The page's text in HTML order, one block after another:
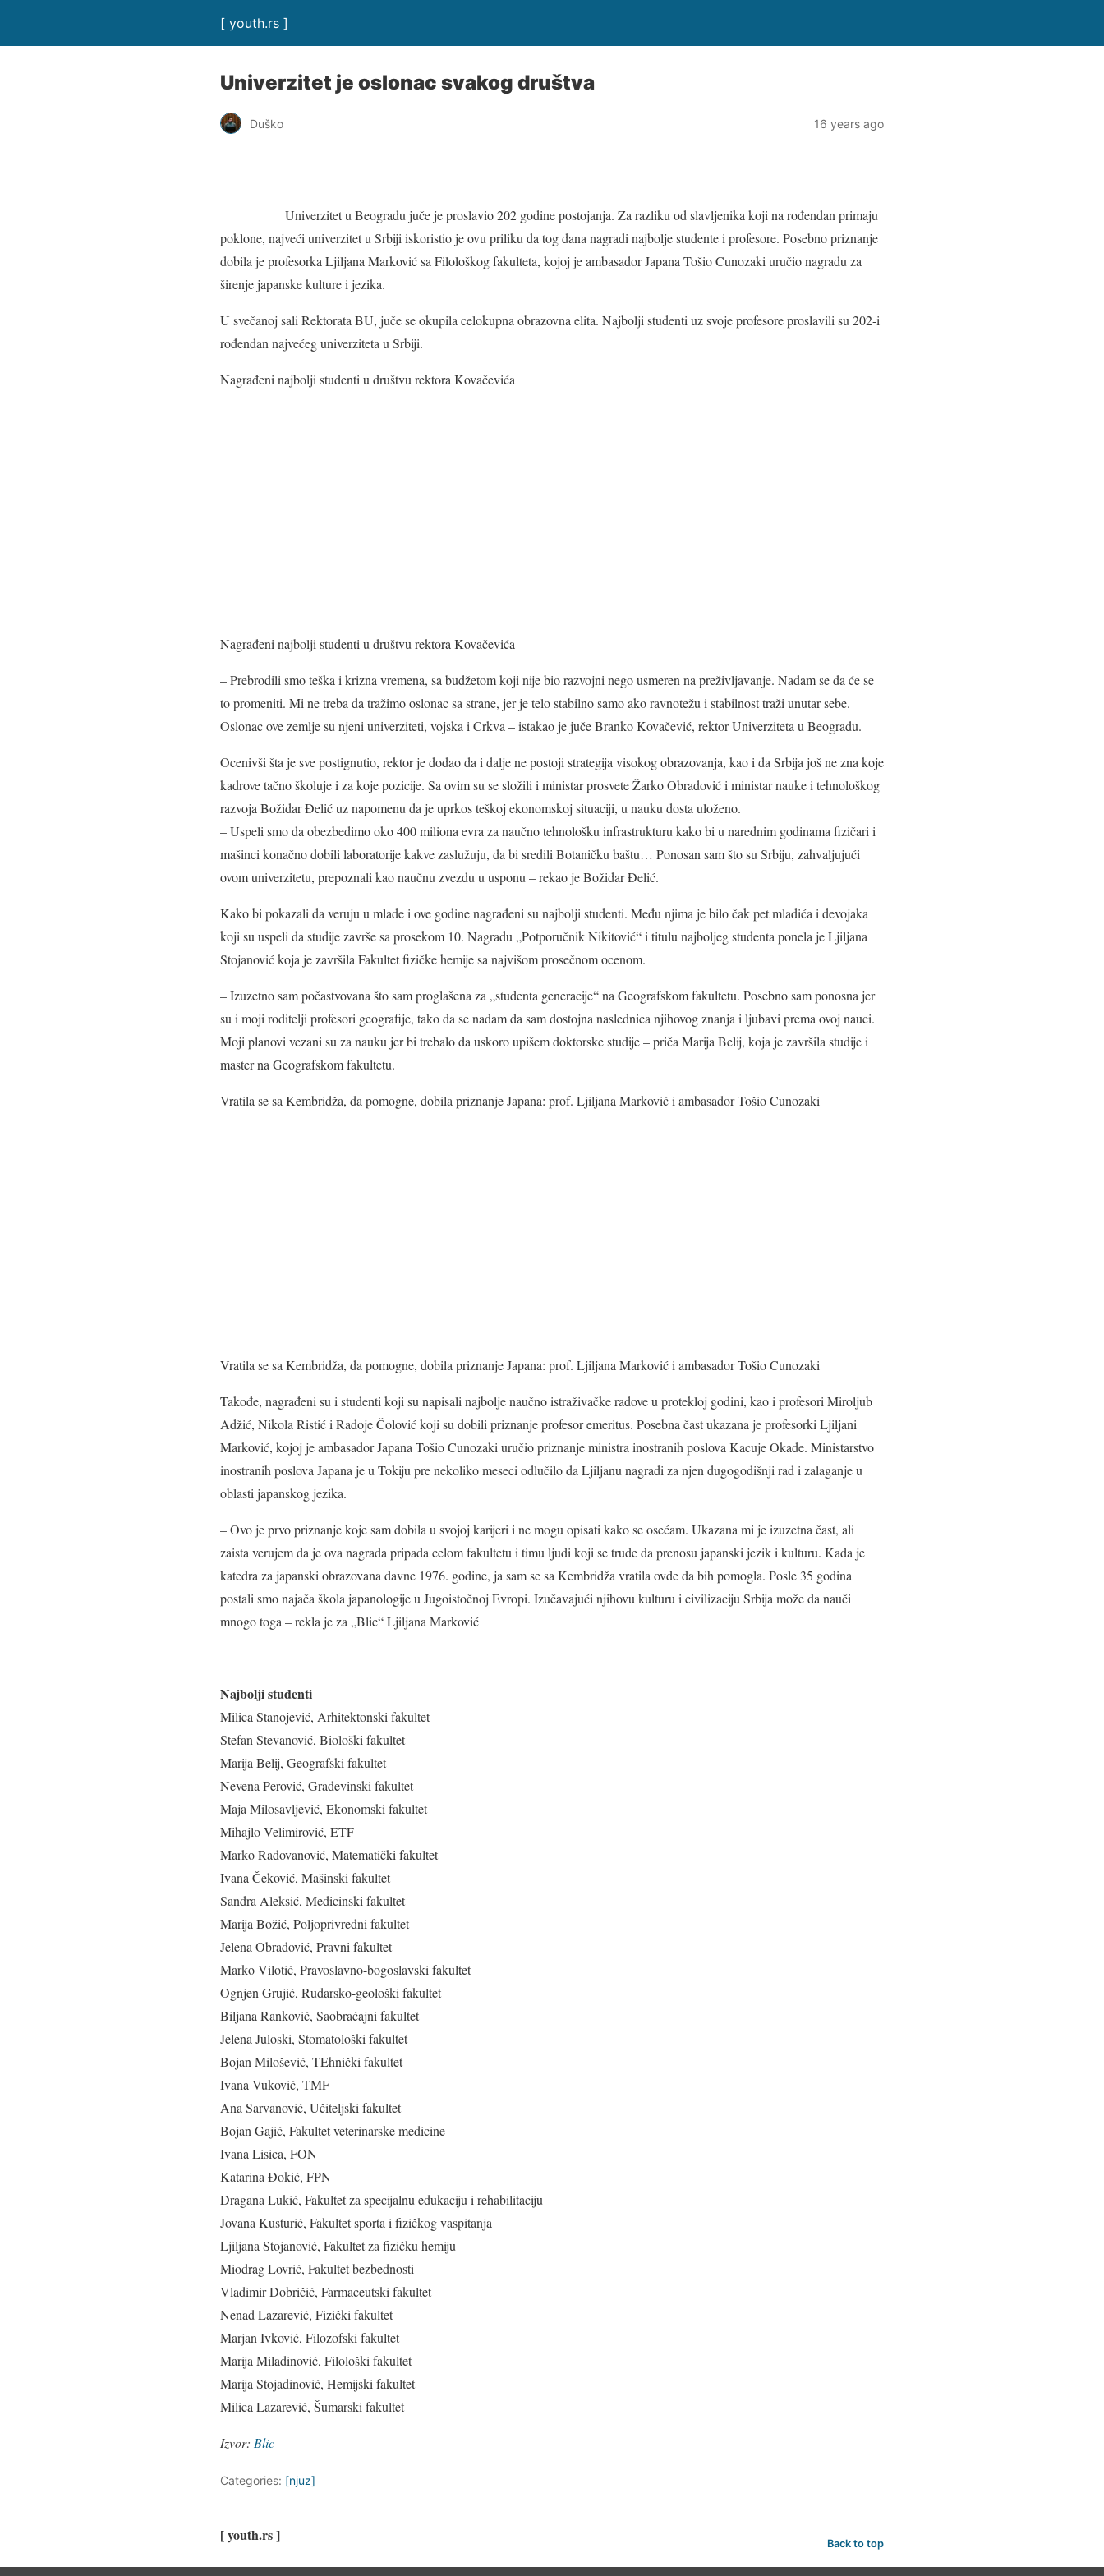
[ youth.rs ]
Univerzitet je oslonac svakog društva
Duško 16 years ago
Univerzitet u Beogradu juče je proslavio 202 godine postojanja. Za razliku od slavljenika koji na rođendan primaju
poklone, najveći univerzitet u Srbiji iskoristio je ovu priliku da tog dana nagradi najbolje studente i profesore. Posebno priznanje
dobila je profesorka Ljiljana Marković sa Filološkog fakulteta, kojoj je ambasador Japana Tošio Cunozaki uručio nagradu za
širenje japanske kulture i jezika.
U svečanoj sali Rektorata BU, juče se okupila celokupna obrazovna elita. Najbolji studenti uz svoje profesore proslavili su 202-i
rođendan najvećeg univerziteta u Srbiji.
Nagrađeni najbolji studenti u društvu rektora Kovačevića
Nagrađeni najbolji studenti u društvu rektora Kovačevića
– Prebrodili smo teška i krizna vremena, sa budžetom koji nije bio razvojni nego usmeren na preživljavanje. Nadam se da će se
to promeniti. Mi ne treba da tražimo oslonac sa strane, jer je telo stabilno samo ako ravnotežu i stabilnost traži unutar sebe.
Oslonac ove zemlje su njeni univerziteti, vojska i Crkva – istakao je juče Branko Kovačević, rektor Univerziteta u Beogradu.
Ocenivši šta je sve postignutio, rektor je dodao da i dalje ne postoji strategija visokog obrazovanja, kao i da Srbija još ne zna koje
kadrove tačno školuje i za koje pozicije. Sa ovim su se složili i ministar prosvete Žarko Obradović i ministar nauke i tehnološkog
razvoja Božidar Đelić uz napomenu da je uprkos teškoj ekonomskoj situaciji, u nauku dosta uloženo.
– Uspeli smo da obezbedimo oko 400 miliona evra za naučno tehnološku infrastrukturu kako bi u narednim godinama fizičari i
mašinci konačno dobili laboratorije kakve zaslužuju, da bi sredili Botaničku baštu… Ponosan sam što su Srbiju, zahvaljujući
ovom univerzitetu, prepoznali kao naučnu zvezdu u usponu – rekao je Božidar Đelić.
Kako bi pokazali da veruju u mlade i ove godine nagrađeni su najbolji studenti. Među njima je bilo čak pet mladića i devojaka
koji su uspeli da studije završe sa prosekom 10. Nagradu „Potporučnik Nikitović“ i titulu najboljeg studenta ponela je Ljiljana
Stojanović koja je završila Fakultet fizičke hemije sa najvišom prosečnom ocenom.
– Izuzetno sam počastvovana što sam proglašena za „studenta generacije“ na Geografskom fakultetu. Posebno sam ponosna jer
su i moji roditelji profesori geografije, tako da se nadam da sam dostojna naslednica njihovog znanja i ljubavi prema ovoj nauci.
Moji planovi vezani su za nauku jer bi trebalo da uskoro upišem doktorske studije – priča Marija Belij, koja je završila studije i
master na Geografskom fakultetu.
Vratila se sa Kembridža, da pomogne, dobila priznanje Japana: prof. Ljiljana Marković i ambasador Tošio Cunozaki
Vratila se sa Kembridža, da pomogne, dobila priznanje Japana: prof. Ljiljana Marković i ambasador Tošio Cunozaki
Takođe, nagrađeni su i studenti koji su napisali najbolje naučno istraživačke radove u protekloj godini, kao i profesori Miroljub
Adžić, Nikola Ristić i Radoje Čolović koji su dobili priznanje profesor emeritus. Posebna čast ukazana je profesorki Ljiljani
Marković, kojoj je ambasador Japana Tošio Cunozaki uručio priznanje ministra inostranih poslova Kacuje Okade. Ministarstvo
inostranih poslova Japana je u Tokiju pre nekoliko meseci odlučilo da Ljiljanu nagradi za njen dugogodišnji rad i zalaganje u
oblasti japanskog jezika.
– Ovo je prvo priznanje koje sam dobila u svojoj karijeri i ne mogu opisati kako se osećam. Ukazana mi je izuzetna čast, ali
zaista verujem da je ova nagrada pripada celom fakultetu i timu ljudi koji se trude da prenosu japanski jezik i kulturu. Kada je
katedra za japanski obrazovana davne 1976. godine, ja sam se sa Kembridža vratila ovde da bih pomogla. Posle 35 godina
postali smo najača škola japanologije u Jugoistočnoj Evropi. Izučavajući njihovu kulturu i civilizaciju Srbija može da nauči
mnogo toga – rekla je za „Blic“ Ljiljana Marković
Najbolji studenti
Milica Stanojević, Arhitektonski fakultet
Stefan Stevanović, Biološki fakultet
Marija Belij, Geografski fakultet
Nevena Perović, Građevinski fakultet
Maja Milosavljević, Ekonomski fakultet
Mihajlo Velimirović, ETF
Marko Radovanović, Matematički fakultet
Ivana Čeković, Mašinski fakultet
Sandra Aleksić, Medicinski fakultet
Marija Božić, Poljoprivredni fakultet
Jelena Obradović, Pravni fakultet
Marko Vilotić, Pravoslavno-bogoslavski fakultet
Ognjen Grujić, Rudarsko-geološki fakultet
Biljana Ranković, Saobraćajni fakultet
Jelena Juloski, Stomatološki fakultet
Bojan Milošević, TEhnički fakultet
Ivana Vuković, TMF
Ana Sarvanović, Učiteljski fakultet
Bojan Gajić, Fakultet veterinarske medicine
Ivana Lisica, FON
Katarina Đokić, FPN
Dragana Lukić, Fakultet za specijalnu edukaciju i rehabilitaciju
Jovana Kusturić, Fakultet sporta i fizičkog vaspitanja
Ljiljana Stojanović, Fakultet za fizičku hemiju
Miodrag Lovrić, Fakultet bezbednosti
Vladimir Dobričić, Farmaceutski fakultet
Nenad Lazarević, Fizički fakultet
Marjan Ivković, Filozofski fakultet
Marija Miladinović, Filološki fakultet
Marija Stojadinović, Hemijski fakultet
Milica Lazarević, Šumarski fakultet
Izvor: Blic
Categories: [njuz]
[ youth.rs ] Back to top